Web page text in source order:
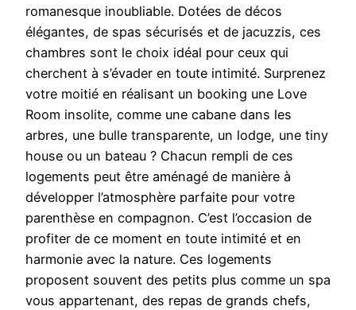
romanesque inoubliable. Dotées de décos
élégantes, de spas sécurisés et de jacuzzis, ces
chambres sont le choix idéal pour ceux qui
cherchent à s’évader en toute intimité. Surprenez
votre moitié en réalisant un booking une Love
Room insolite, comme une cabane dans les
arbres, une bulle transparente, un lodge, une tiny
house ou un bateau ? Chacun rempli de ces
logements peut être aménagé de manière à
développer l’atmosphère parfaite pour votre
parenthèse en compagnon. C’est l’occasion de
profiter de ce moment en toute intimité et en
harmonie avec la nature. Ces logements
proposent souvent des petits plus comme un spa
vous appartenant, des repas de grands chefs,